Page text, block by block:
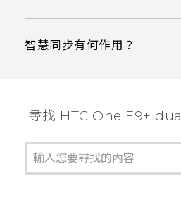
智慧同步有何作用？
尋找 HTC One E9+